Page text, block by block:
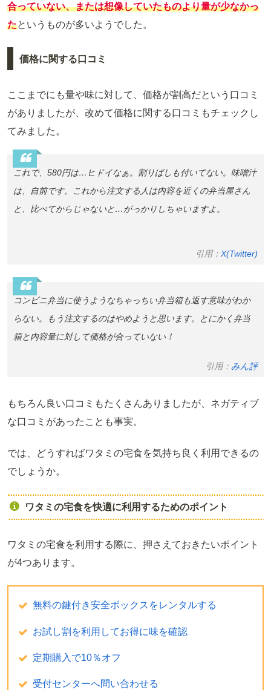
合っていない、または想像していたものより量が少なかっ
たというものが多いようでした。
価格に関する口コミ
ここまでにも量や味に対して、価格が割高だという口コミ
がありましたが、改めて価格に関する口コミもチェックし
てみました。
これで、580円は…ヒドイなぁ。割りばしも付いてない。味噌汁
は、自前です。これから注文する人は内容を近くの弁当屋さん
と、比べてからじゃないと…がっかりしちゃいますよ。
引用： X(Twitter)
コンビニ弁当に使うようなちゃっちい弁当箱も返す意味がわか
らない。もう注文するのはやめようと思います。とにかく弁当
箱と内容量に対して価格が合っていない！
引用： みん評
もちろん良い口コミもたくさんありましたが、ネガティブ
な口コミがあったことも事実。
では、どうすればワタミの宅食を気持ち良く利用できるの
でしょうか。
ワタミの宅食を快適に利用するためのポイント
ワタミの宅食を利用する際に、押さえておきたいポイント
が4つあります。
無料の鍵付き安全ボックスをレンタルする
お試し割を利用してお得に味を確認
定期購入で10％オフ
受付センターへ問い合わせる